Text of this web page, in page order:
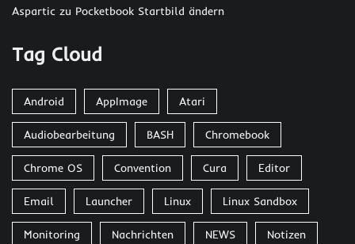
Aspartic zu Pocketbook Startbild ändern
Tag Cloud
Android AppImage Atari
Audiobearbeitung BASH Chromebook
Chrome OS Convention Cura Editor
Email Launcher Linux Linux Sandbox
Monitoring Nachrichten NEWS Notizen